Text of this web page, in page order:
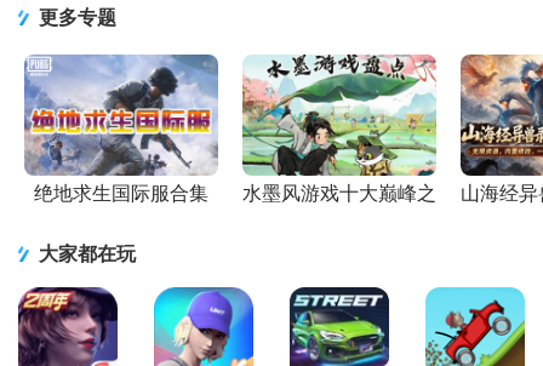
更多专题
绝地求生国际服合集
水墨风游戏十大巅峰之
山海经
大家都在玩